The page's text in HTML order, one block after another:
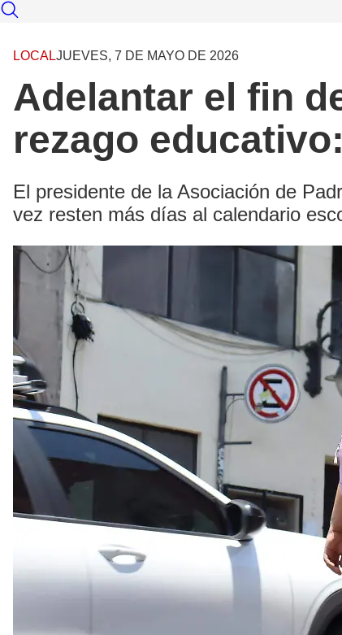
LOCALJUEVES, 7 DE MAYO DE 2026
Adelantar el fin
rezago
El presidente de la Asociación de
vez resten más días al calendario